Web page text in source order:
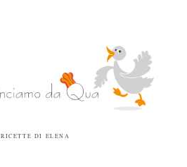
DI ELENA